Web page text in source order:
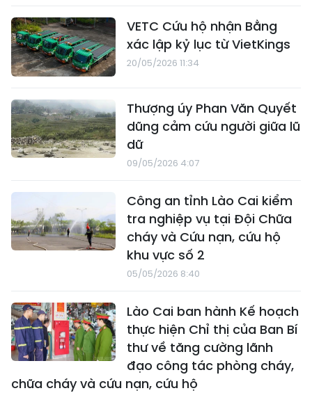
VETC Cứu hộ nhận Bằng
xác lập kỷ lục từ VietKings
20/05/2026 11:34
Thượng úy Phan Văn Quyết
dũng cảm cứu người giữa lũ
dữ
09/05/2026 4:07
Công an tỉnh Lào Cai kiểm
tra nghiệp vụ tại Đội Chữa
cháy và Cứu nạn, cứu hộ
khu vực số 2
05/05/2026 8:40
Lào Cai ban hành Kế hoạch
thực hiện Chỉ thị của Ban Bí
thư về tăng cường lãnh
đạo công tác phòng cháy,
chữa cháy và cứu nạn, cứu hộ